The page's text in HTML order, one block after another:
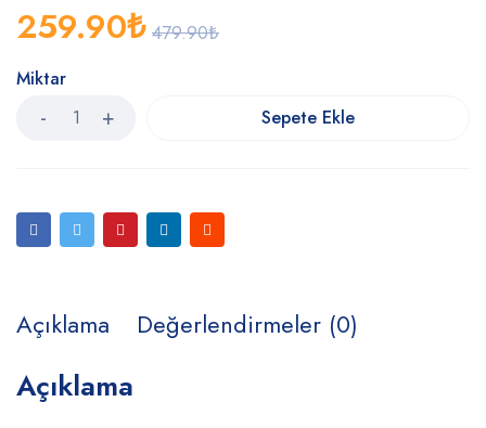
479.90₺
259.90₺
Miktar
Sepete Ekle
Açıklama Değerlendirmeler (0)
Açıklama